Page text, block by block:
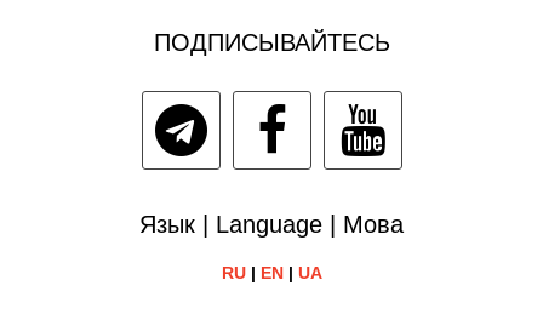
ПОДПИСЫВАЙТЕСЬ
Язык | Language | Мова
RU| EN| UA